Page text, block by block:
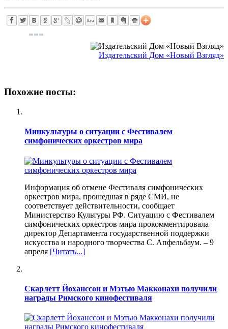
Издательский Дом «Новый Взгляд»
Похожие посты:
Минкультуры о ситуации с Фестивалем
симфонических оркестров мира
Информация об отмене Фестиваля симфонических
оркестров мира, прошедшая в ряде СМИ, не
соответствует действительности, сообщает
Министерство Культуры РФ. Ситуацию с Фестивалем
симфонических оркестров мира прокомментировала
директор Департамента государственной поддержки
искусства и народного творчества С. Апфельбаум. – 9
апреля [Читать...]
Скарлетт Йоханссон и Мэтью Макконахи получили
награды Римского кинофестиваля